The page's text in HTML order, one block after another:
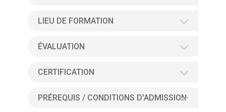
LIEU DE FORMATION
ÉVALUATION
CERTIFICATION
PRÉREQUIS / CONDITIONS D'ADMISSION